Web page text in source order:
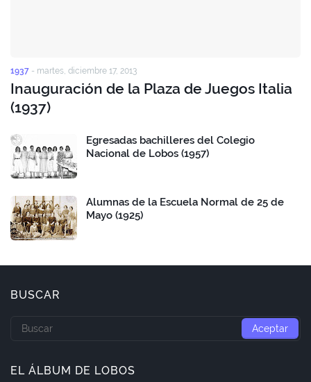
1937 - martes, diciembre 17, 2013
Inauguración de la Plaza de Juegos Italia
(1937)
Egresadas bachilleres del Colegio
Nacional de Lobos (1957)
Alumnas de la Escuela Normal de 25 de
Mayo (1925)
BUSCAR
EL ÁLBUM DE LOBOS